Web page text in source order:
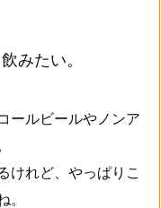
みたい。
ールビールやノンア
けれど、やっぱりこ
。